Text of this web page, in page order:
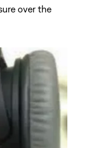
over the